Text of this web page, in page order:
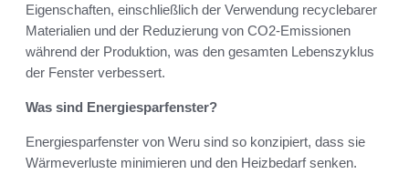
Eigenschaften, einschließlich der Verwendung recyclebarer
Materialien und der Reduzierung von CO2-Emissionen
während der Produktion, was den gesamten Lebenszyklus
der Fenster verbessert.
Was sind Energiesparfenster?
Energiesparfenster von Weru sind so konzipiert, dass sie
Wärmeverluste minimieren und den Heizbedarf senken.